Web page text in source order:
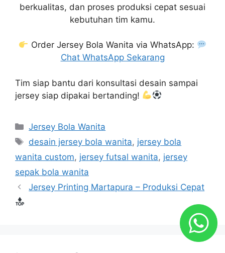
berkualitas, dan proses produksi cepat sesuai
kebutuhan tim kamu.
Order Jersey Bola Wanita via WhatsApp:
Chat WhatsApp Sekarang
Tim siap bantu dari konsultasi desain sampai
jersey siap dipakai bertanding!
Categories
Jersey Bola Wanita
Tags
desain jersey bola wanita, jersey bola
wanita custom, jersey futsal wanita, jersey
sepak bola wanita
Jersey Printing Martapura – Produksi Cepat